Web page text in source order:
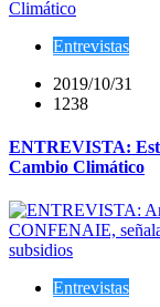
Entrevistas
2019/10/31
1238
ENTREVISTA:
Cambio Climático
Entrevistas